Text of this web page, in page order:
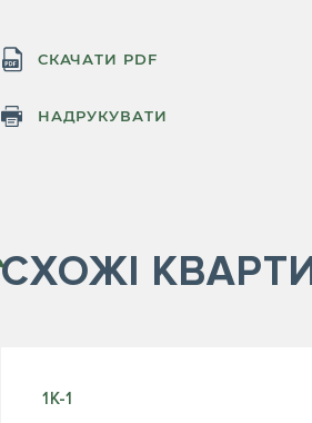
СКАЧАТИ PDF
НАДРУКУВАТИ
СХОЖІ
1К-1